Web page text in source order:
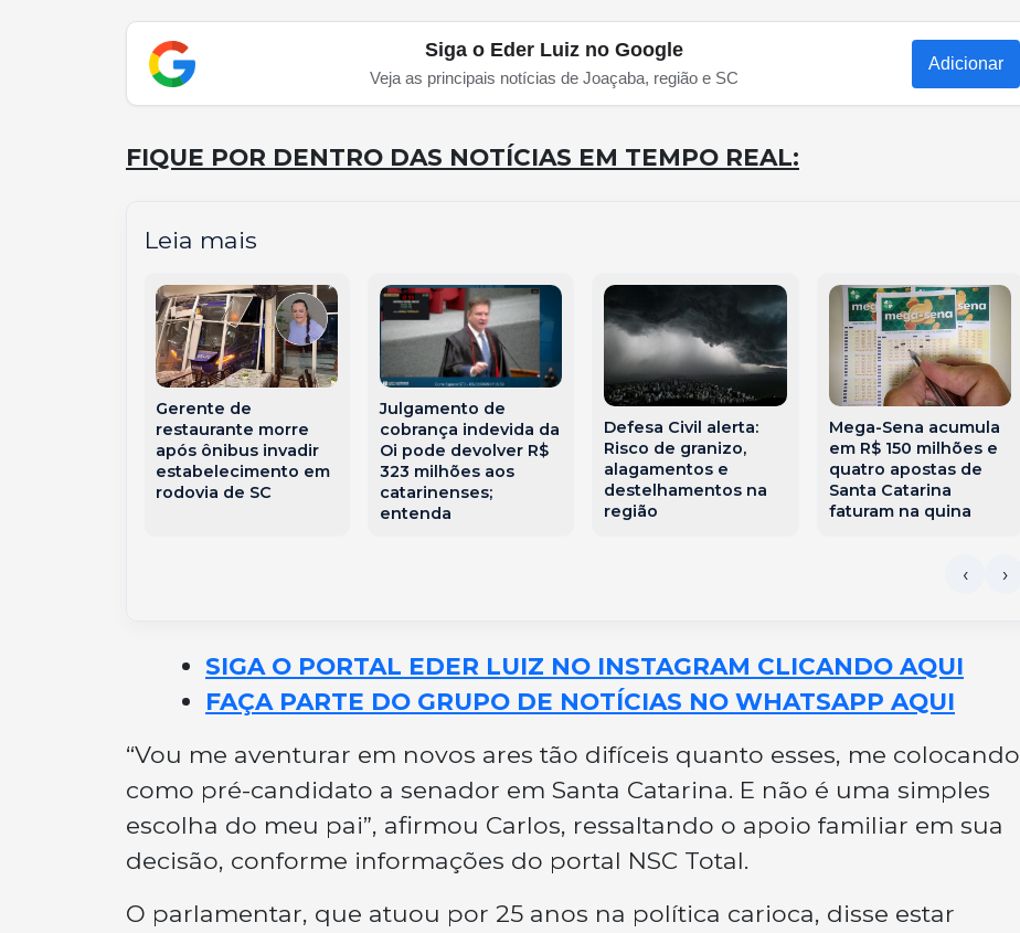
Siga o Eder Luiz no Google
Veja as principais notícias de Joaçaba, região e SC
Adicionar
FIQUE POR DENTRO DAS NOTÍCIAS EM TEMPO REAL:
Leia mais
Gerente de
restaurante morre
após ônibus invadir
estabelecimento em
rodovia de SC
Julgamento de
cobrança indevida da
Oi pode devolver R$
323 milhões aos
catarinenses;
entenda
Defesa Civil alerta:
Risco de granizo,
alagamentos e
destelhamentos na
região
Mega-Sena acumula
em R$ 150 milhões e
quatro apostas de
Santa Catarina
faturam na quina
SIGA O PORTAL EDER LUIZ NO INSTAGRAM CLICANDO AQUI
FAÇA PARTE DO GRUPO DE NOTÍCIAS NO WHATSAPP AQUI
“Vou me aventurar em novos ares tão difíceis quanto esses, me colocando
como pré-candidato a senador em Santa Catarina. E não é uma simples
escolha do meu pai”, afirmou Carlos, ressaltando o apoio familiar em sua
decisão, conforme informações do portal NSC Total.
O parlamentar, que atuou por 25 anos na política carioca, disse estar